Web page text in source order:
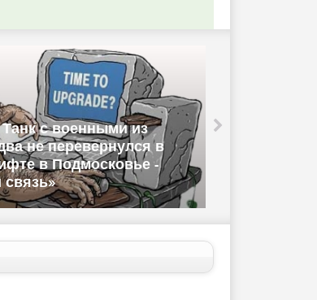
с военными из
не перевернулся в
в Подмосковье -
связь»